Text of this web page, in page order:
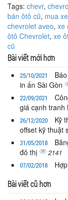
Tags: chevr,
bán ôtô cũ, mua
chevrolet aveo, xe
ôtô Chevrolet, xe
cũ
Bài viết mới hơn
25/10/2021
in ấn Sài Gòn
22/09/2021
giá cạnh tranh
26/12/2020
Kỹ
offset kỹ thuật
31/05/2018
đô thị
2141
07/02/2018
Bài viết cũ hơn